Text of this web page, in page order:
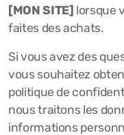
[MON SITE] lorsque
faites des achats.
Si vous avez des
vous souhaitez
politique de
nous traitons les
informations